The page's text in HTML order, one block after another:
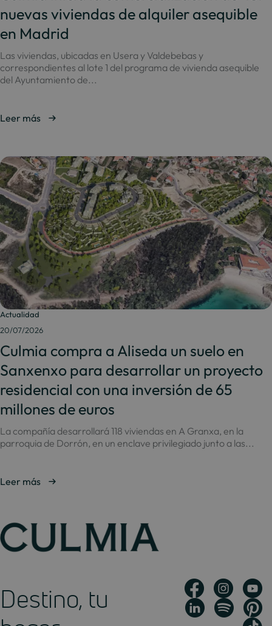
nuevas viviendas de alquiler asequible
en Madrid
Las viviendas, ubicadas en Usera y Valdebebas y
correspondientes al lote 1 del programa de vivienda asequible
del Ayuntamiento de...
Leer más
Actualidad
20/07/2026
Culmia compra a Aliseda un suelo en
Sanxenxo para desarrollar un proyecto
residencial con una inversión de 65
millones de euros
La compañía desarrollará 118 viviendas en A Granxa, en la
parroquia de Dorrón, en un enclave privilegiado junto a las...
Leer más
Destino, tu